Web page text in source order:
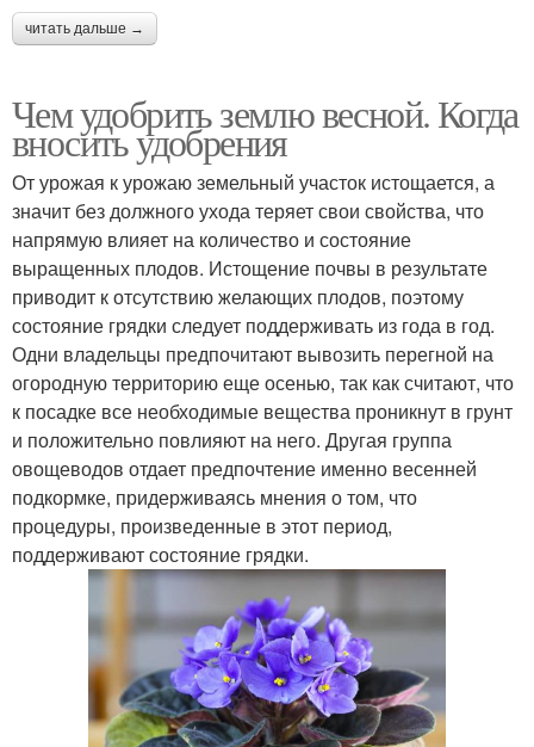
читать дальше →
Чем удобрить землю весной. Когда
вносить удобрения
От урожая к урожаю земельный участок истощается, а
значит без должного ухода теряет свои свойства, что
напрямую влияет на количество и состояние
выращенных плодов. Истощение почвы в результате
приводит к отсутствию желающих плодов, поэтому
состояние грядки следует поддерживать из года в год.
Одни владельцы предпочитают вывозить перегной на
огородную территорию еще осенью, так как считают, что
к посадке все необходимые вещества проникнут в грунт
и положительно повлияют на него. Другая группа
овощеводов отдает предпочтение именно весенней
подкормке, придерживаясь мнения о том, что
процедуры, произведенные в этот период,
поддерживают состояние грядки.